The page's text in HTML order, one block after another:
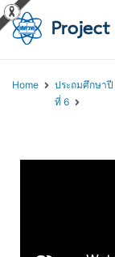
Home
ประถมศึกษาปี
ที่ 6